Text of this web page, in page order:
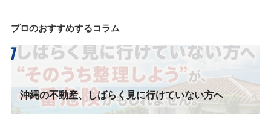
プロのおすすめするコラム
沖縄の不動産、しばらく見に行けていない方へ